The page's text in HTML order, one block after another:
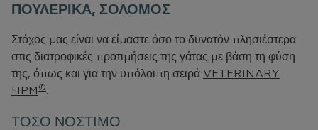
ΠΟΥΛΕΡΙΚΆ, ΣΟΛΟΜΌΣ
Στόχος μας είναι να είμαστε όσο το δυνατόν πλησιέστερα
στις διατροφικές προτιμήσεις της γάτας με βάση τη φύση
της, όπως και για την υπόλοιπη σειρά VETERINARY
HPM ®.
ΤΌΣΟ ΝΌΣΤΙΜΟ